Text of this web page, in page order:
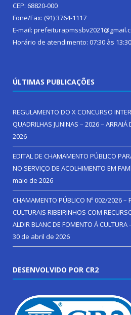
CEP: 68820-000
Fone/Fax: (91) 3764-1117
E-mail:
Horário de atendimento: 07:30 às 13:30
ÚLTIMAS PUBLICAÇÕES
REGULAMENTO DO X CONCURSO
QUADRILHAS JUNINAS – 2026 – ARRAIÁ
2026
EDITAL DE CHAMAMENTO PÚBLICO
NO SERVIÇO DE ACOLHIMENTO EM
maio de 2026
CHAMAMENTO PÚBLICO Nº 002/2026 –
CULTURAIS RIBEIRINHOS COM
ALDIR BLANC DE FOMENTO Á
30 de abril de 2026
DESENVOLVIDO POR CR2